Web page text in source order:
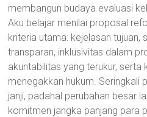
membangun budaya evaluasi
Aku belajar menilai proposal
kriteria utama: kejelasan tujuan,
transparan, inklusivitas dalam
akuntabilitas yang terukur, serta
menegakkan hukum. Seringkali
janji, padahal perubahan besar
komitmen jangka panjang para